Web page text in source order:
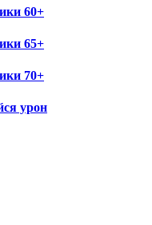
60+
65+
70+
урон